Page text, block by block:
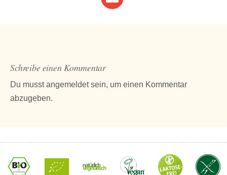
Schreibe einen Kommentar
Du musstangemeldetsein, um einen Kommentar
abzugeben.